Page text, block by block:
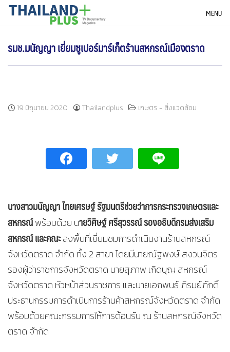
SkipTHAILANDPLUS NEWS MENU
รมช.มนัญญา เยี่ยมซูเปอร์มาร์เก็ตร้านสหกรณ์เมืองตราด
19 มิถุนายน 2020 Thailandplus เกษตร - สิ่งแวดล้อม
นางสาวมนัญญา ไทยเศรษฐ์ รัฐมนตรีช่วยว่าการกระทรวงเกษตรและ
สหกรณ์พร้อมด้วย นายวิศิษฐ์ ศรีสุวรรณ์ รองอธิบดีกรมส่งเสริม
สหกรณ์ และคณะลงพื้นที่เยี่ยมชมการดำเนินงานร้านสหกรณ์
จังหวัดตราด จำกัด ทั้ง 2 สาขา โดยมีนายณัฐพงษ์ สงวนจิตร
รองผู้ว่าราชการจังหวัดตราด นายสุภาพ เกิดบุญ สหกรณ์
จังหวัดตราด หัวหน้าส่วนราชการ และนายเอกพนธ์ ภิรมย์ภักดิ์
ประธานกรรมการดำเนินการร้านค้าสหกรณ์จังหวัดตราด จำกัด
พร้อมด้วยคณะกรรมการให้การต้อนรับ ณ ร้านสหกรณ์จังหวัด
ตราด จำกัด